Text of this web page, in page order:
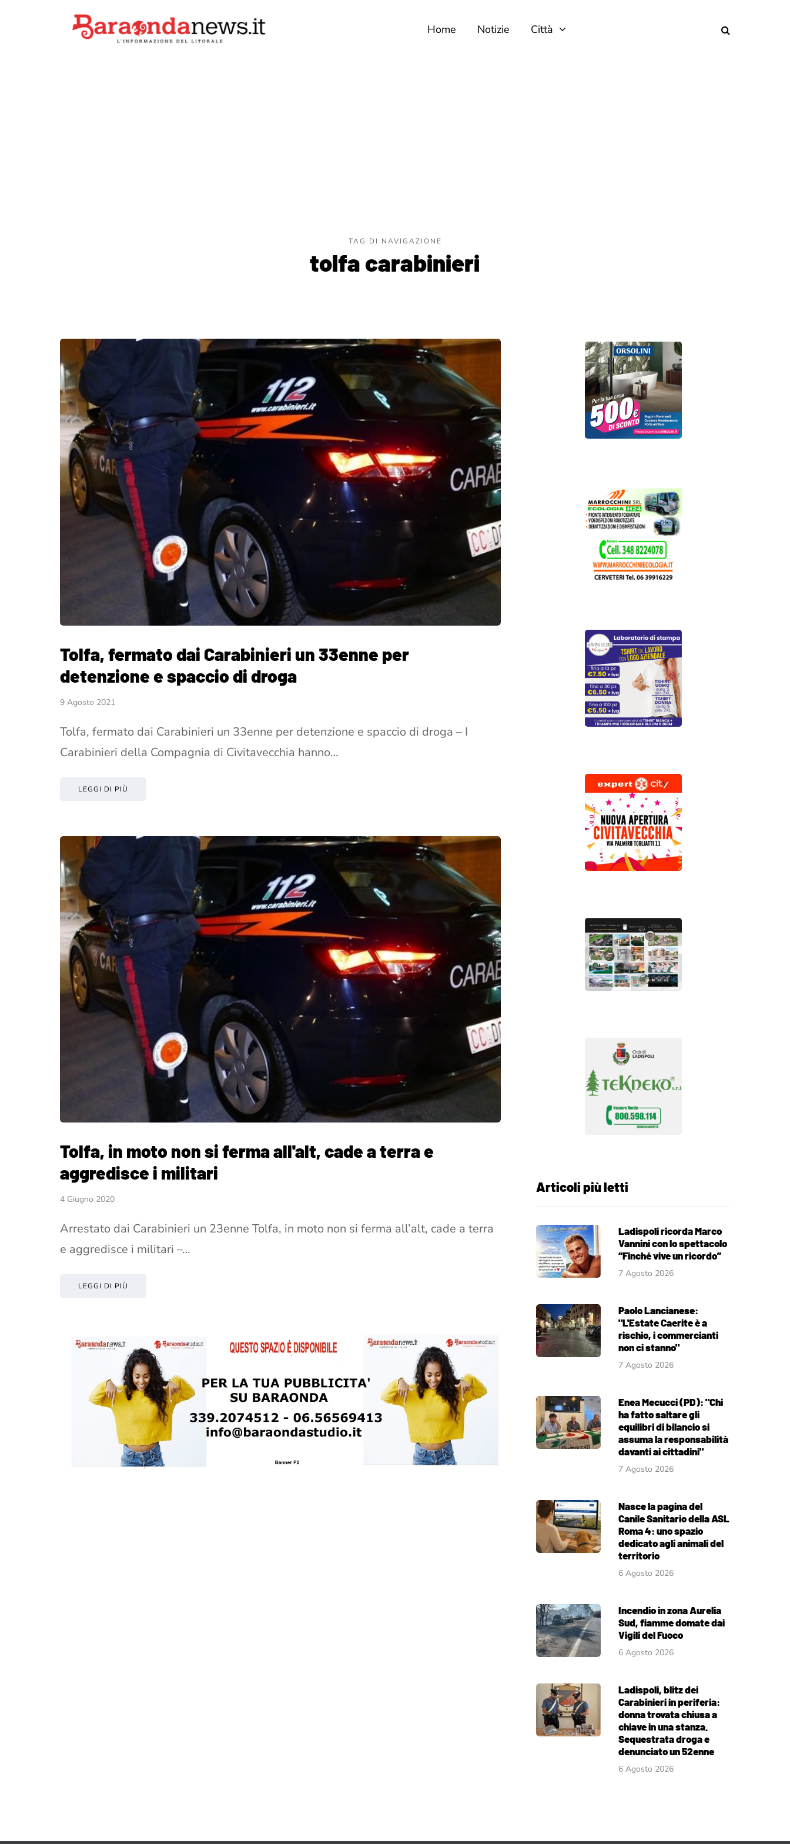
Home Notizie Città
TAG DI NAVIGAZIONE
tolfa carabinieri
Tolfa, fermato dai Carabinieri un 33enne per
detenzione e spaccio di droga
9 Agosto 2021
Tolfa, fermato dai Carabinieri un 33enne per detenzione e spaccio di droga – I
Carabinieri della Compagnia di Civitavecchia hanno…
LEGGI DI PIÙ
Tolfa, in moto non si ferma all'alt, cade a terra e
aggredisce i militari
4 Giugno 2020
Arrestato dai Carabinieri un 23enne Tolfa, in moto non si ferma all’alt, cade a terra
e aggredisce i militari –…
LEGGI DI PIÙ
Articoli più letti
Ladispoli ricorda Marco
Vannini con lo spettacolo
“Finché vive un ricordo”
7 Agosto 2026
Paolo Lancianese:
"L'Estate Caerite è a
rischio, i commercianti
non ci stanno"
7 Agosto 2026
Enea Mecucci (PD): "Chi
ha fatto saltare gli
equilibri di bilancio si
assuma la responsabilità
davanti ai cittadini"
7 Agosto 2026
Nasce la pagina del
Canile Sanitario della ASL
Roma 4: uno spazio
dedicato agli animali del
territorio
6 Agosto 2026
Incendio in zona Aurelia
Sud, fiamme domate dai
Vigili del Fuoco
6 Agosto 2026
Ladispoli, blitz dei
Carabinieri in periferia:
donna trovata chiusa a
chiave in una stanza.
Sequestrata droga e
denunciato un 52enne
6 Agosto 2026